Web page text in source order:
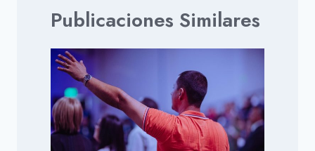
Publicaciones Similares